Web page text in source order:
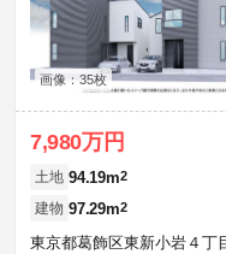
画像：35枚
7,980万円
土地 94.19m2
建物 97.29m2
東京都葛飾区東新小岩４丁